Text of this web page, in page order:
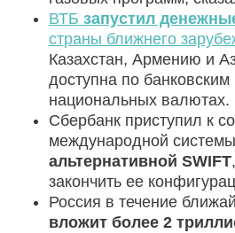
ВТБ запустил
страны ближнего
Казахстан, Армению и
доступна по банковским
национальных валютах.
Сбербанк приступил к
международной
альтернативной SWIFT
закончить ее
Россия в течение
вложит более 2